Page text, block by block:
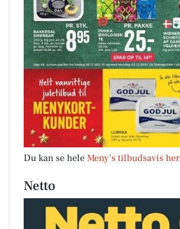
Du kan se hele Meny’s tilbudsavis her
Netto